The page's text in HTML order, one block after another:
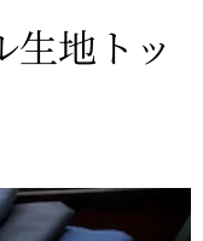
生地トッ